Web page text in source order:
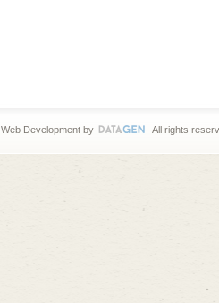
Web Development by All rights